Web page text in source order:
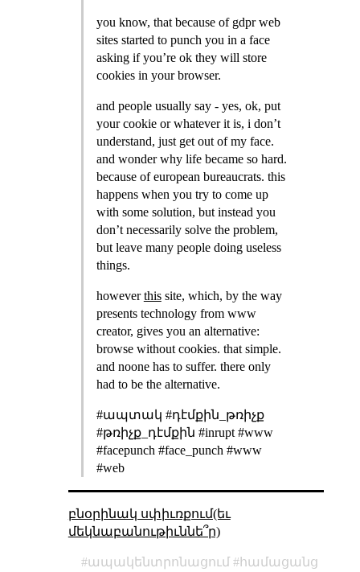
you know, that because of gdpr web
sites started to punch you in a face
asking if you’re ok they will store
cookies in your browser.
and people usually say - yes, ok, put
your cookie or whatever it is, i don’t
understand, just get out of my face.
and wonder why life became so hard.
because of european bureaucrats. this
happens when you try to come up
with some solution, but instead you
don’t necessarily solve the problem,
but leave many people doing useless
things.
howeverthissite, which, by the way
presents technology from www
creator, gives you an alternative:
browse without cookies. that simple.
and noone has to suffer. there only
had to be the alternative.
#ապտակ #դէմքին_թռիչք
#թռիչք_դէմքին #inrupt #www
#facepunch #face_punch #www
#web
բնօրինակ սփիւռքում(եւ
մեկնաբանութիւննե՞ր)
ապակենտրոնացում
համացանց